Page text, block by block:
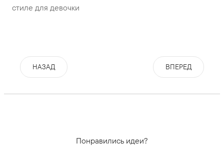
стиле для девочки
НАЗАД ВПЕРЕД
Понравились идеи?